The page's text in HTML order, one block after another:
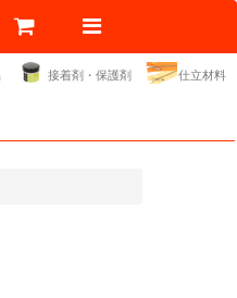
接着剤・保護剤 仕立材料